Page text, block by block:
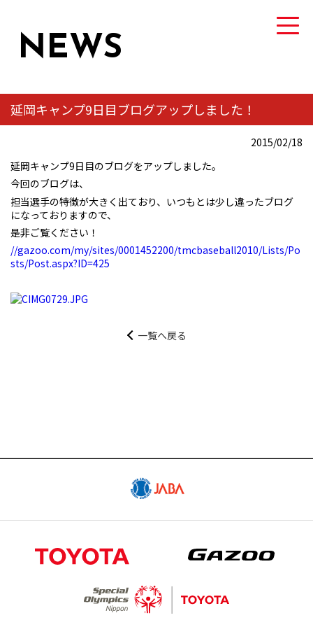
TEAM
MEMBER
選手・スタッフ紹介
NEWS
ニュース
試合予定日程やスタメン・試合結果
へ」
CONTACT
出演依頼
NEWS
延岡キャンプ9日目ブログアップしました！
2015/02/18
延岡キャンプ9日目のブログをアップしました。
今回のブログは、
担当選手の特徴が大きく出ており、いつもとは少し違ったブログ
になっておりますので、
是非ご覧ください！
//gazoo.com/my/sites/0001452200/tmcbaseball2010/Lists/Po
sts/Post.aspx?ID=425
一覧へ戻る